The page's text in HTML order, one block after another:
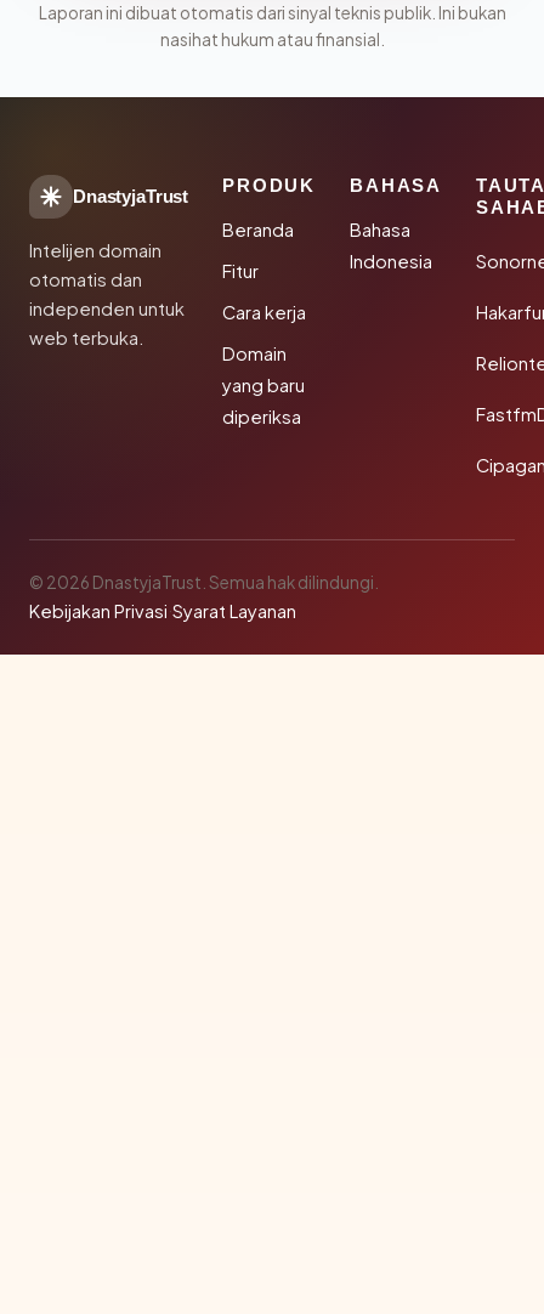
Laporan ini dibuat otomatis dari sinyal teknis publik. Ini bukan
nasihat hukum atau finansial.
DnastyjaTrust
Intelijen domain
otomatis dan
independen untuk
web terbuka.
PRODUK
Beranda
Fitur
Cara kerja
Domain
yang baru
diperiksa
BAHASA
Bahasa
Indonesia
© 2026 DnastyjaTrust. Semua hak dilindungi.
Kebijakan Privasi·Syarat Layanan